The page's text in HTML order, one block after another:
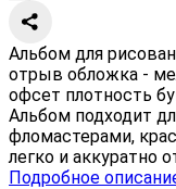
Альбом для
отрыв обложка -
офсет плотность
Альбом подходит
фломастерами,
легко и аккуратно
Подробное